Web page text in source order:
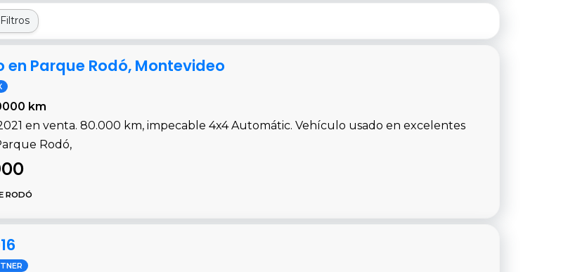
Filtros
en Parque Rodó, Montevideo
km
en venta. 80.000 km, impecable 4x4 Automátic. Vehículo usado en excelentes
Rodó,
RODÓ